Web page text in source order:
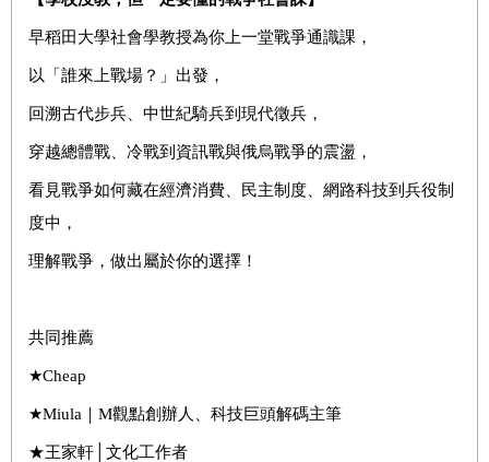
早稻田大學社會學教授為你上一堂戰爭通識課，
以「誰來上戰場？」出發，
回溯古代步兵、中世紀騎兵到現代徵兵，
穿越總體戰、冷戰到資訊戰與俄烏戰爭的震盪，
看見戰爭如何藏在經濟消費、民主制度、網路科技到兵役制
度中，
理解戰爭，做出屬於你的選擇！
共同推薦
★Cheap
★Miula｜M觀點創辦人、科技巨頭解碼主筆
★王家軒│文化工作者